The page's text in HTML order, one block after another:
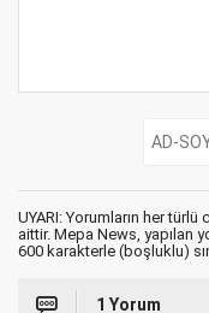
UYARI: Yorumların her
aittir. Mepa News, yapılan
600 karakterle (boşluklu)
1 Yorum